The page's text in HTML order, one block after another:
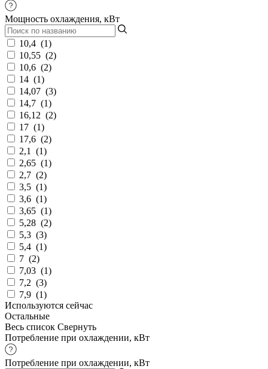
Мощность охлаждения, кВт
10,4 (1)
10,55 (2)
10,6 (2)
14 (1)
14,07 (3)
14,7 (1)
16,12 (2)
17 (1)
17,6 (2)
2,1
(1)
2,65 (1)
2,7 (2)
3,5 (1)
3,6 (1)
3,65 (1)
5,28 (2)
5,3 (3)
5,4 (1)
7 (2)
7,03 (1)
7,2 (3)
7,9 (1)
Используются сейчас
Остальные
Весь список Свернуть
Потребление при охлаждении, кВт
Потребление при охлаждении, кВт